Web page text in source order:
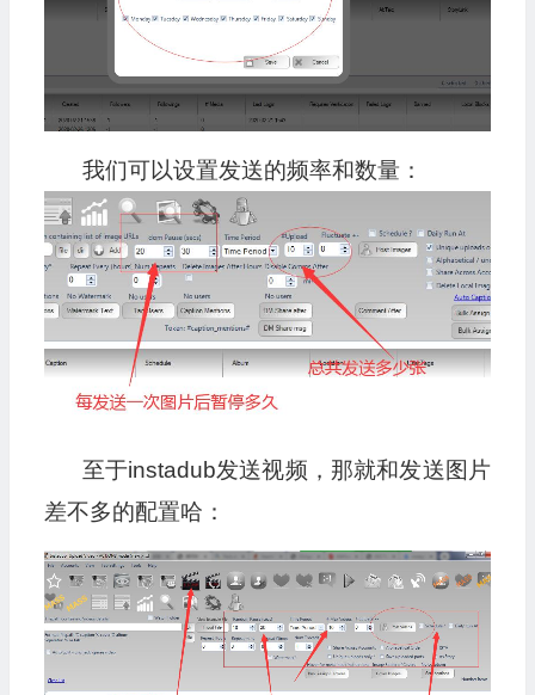
我们可以设置发送的频率和数量：
至于instadub发送视频，那就和发送图片
差不多的配置哈：